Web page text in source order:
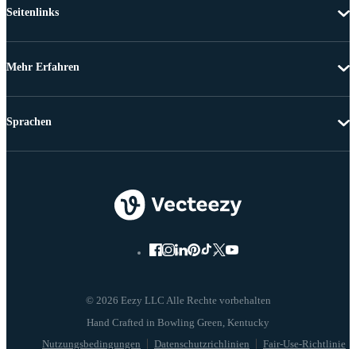
Seitenlinks
Mehr Erfahren
© 2026 Eezy LLC Alle Rechte vorbehalten
Nutzungsbedingungen Datenschutzrichlinien Fair-Use-Richtlinie
Sprachen